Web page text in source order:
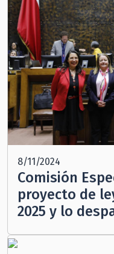
8/11/2024
Comisión
proyecto de
2025 y lo